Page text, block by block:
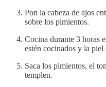
Pon la cabeza de ajos
sobre los pimientos.
Cocina durante 3 horas
estén cocinados y la piel
Saca los pimientos, el
templen.